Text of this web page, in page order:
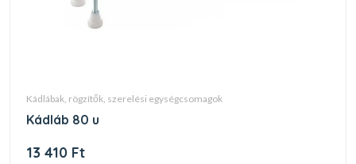
kádlábak, rögzítők, szerelési egységcsomagok
kádláb 80 u
13 410 Ft